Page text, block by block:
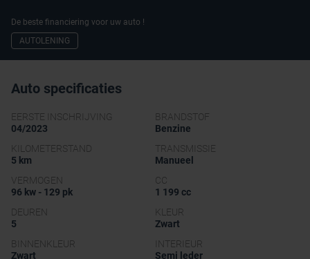
De beste financiering voor uw auto !
AUTOLENING
Auto specificaties
EERSTE INSCHRIJVING
04/2023
BRANDSTOF
Benzine
KILOMETERSTAND
5 km
TRANSMISSIE
Manueel
VERMOGEN
96 kw - 129 pk
CC
1 199 cc
DEUREN
5
KLEUR
Zwart
BINNENKLEUR
Zwart
INTERIEUR
Semi leder